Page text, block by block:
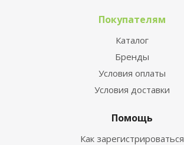
Покупателям
Каталог
Бренды
Условия оплаты
Условия доставки
Помощь
Как зарегистрироваться